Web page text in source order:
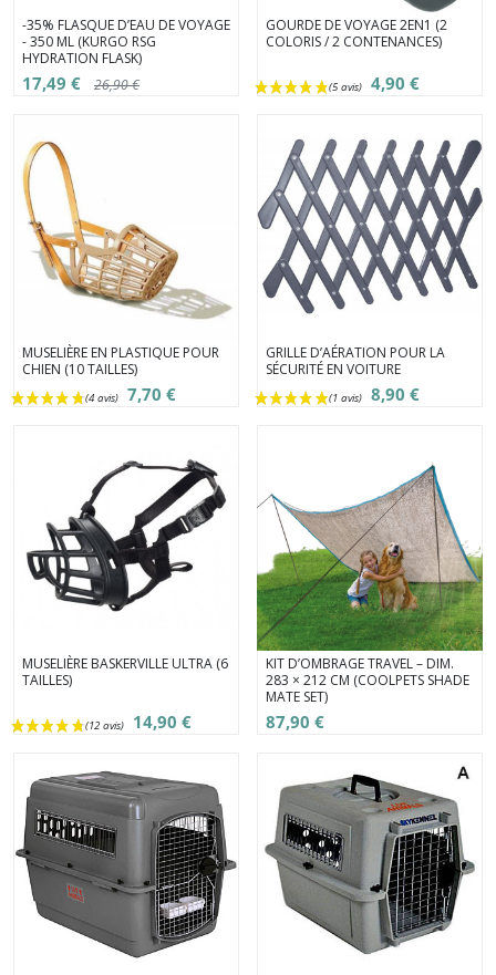
(1 avis)
-35% FLASQUE D’EAU DE VOYAGE
- 350 ML (KURGO RSG
HYDRATION FLASK)
17,49 € 26,90 €
GOURDE DE VOYAGE 2EN1 (2
COLORIS / 2 CONTENANCES)
4,90 €
MUSELIÈRE EN PLASTIQUE POUR
CHIEN (10 TAILLES)
7,70 €
GRILLE D’AÉRATION POUR LA
SÉCURITÉ EN VOITURE
8,90 €
MUSELIÈRE BASKERVILLE ULTRA (6
TAILLES)
14,90 €
KIT D’OMBRAGE TRAVEL – DIM.
283 × 212 CM (COOLPETS SHADE
MATE SET)
87,90 €